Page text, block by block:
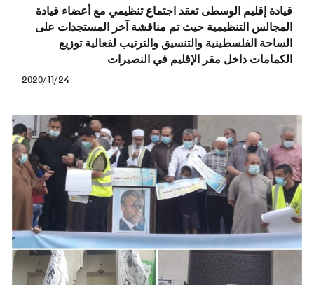
قيادة إقليم الوسطى تعقد اجتماع تنظيمي مع أعضاء قيادة
المجالس التنظيمية حيث تم مناقشة آخر المستجدات على
الساحة الفلسطينية والتنسيق والترتيب لفعالية توزيع
الكمامات داخل مقر الإقليم في النصيرات